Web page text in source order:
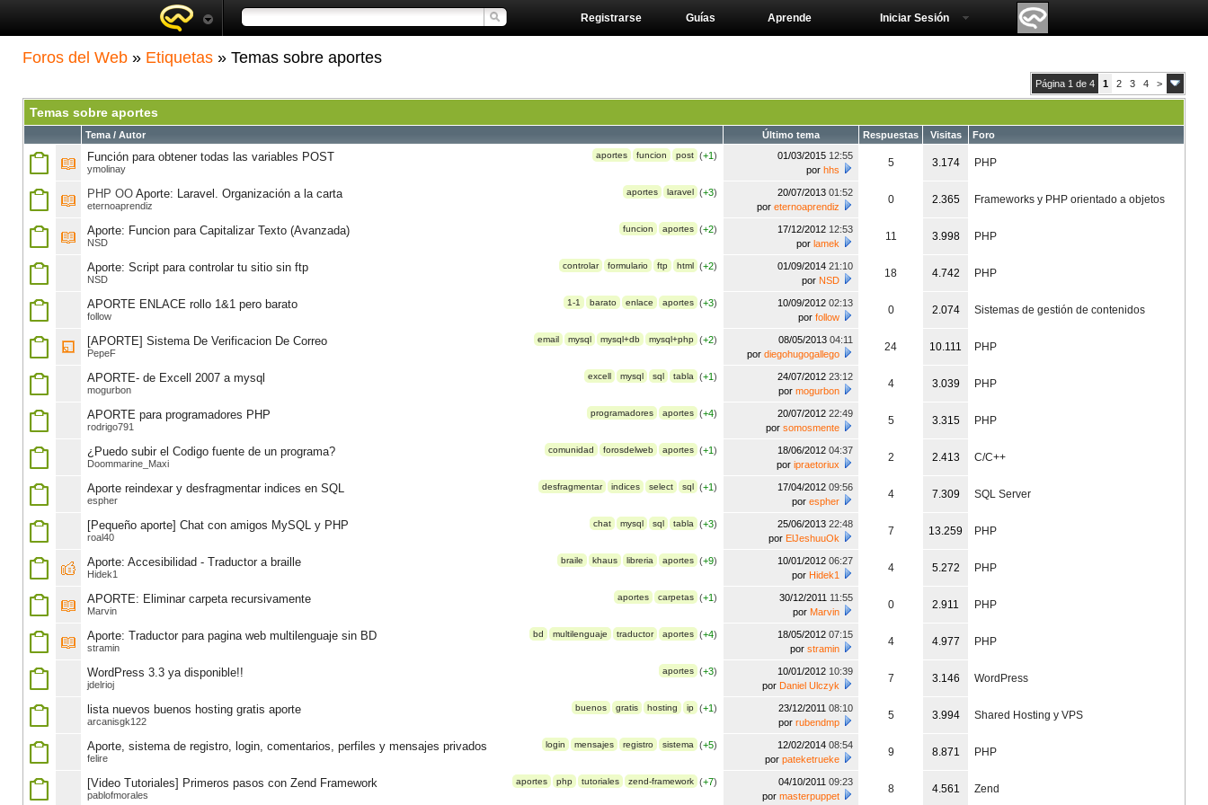
Aprende
Guías
Registrarse Iniciar Sesión
Foros del Web » Etiquetas » Temas sobre aportes
Página 1 de 4 1 2 3 4 >
Temas sobre aportes
Tema / Autor Último tema Respuestas Visitas
Foro
(+1)
aportes funcion post
Función para obtener todas las variables POST
ymolinay
01/03/2015 12:55
por hhs
5 3.174 PHP
(+3)
aportes laravel
PHP OO Aporte: Laravel. Organización a la carta
eternoaprendiz
20/07/2013 01:52
por eternoaprendiz
0 2.365 Frameworks y PHP orientado a objetos
(+2)
funcion aportes
Aporte: Funcion para Capitalizar Texto (Avanzada)
NSD
17/12/2012 12:53
por lamek
11 3.998 PHP
(+2)
controlar formulario ftp html
Aporte: Script para controlar tu sitio sin ftp
NSD
01/09/2014 21:10
por NSD
18 4.742 PHP
(+3)
1-1 barato enlace aportes
APORTE ENLACE rollo 1&1 pero barato
follow
10/09/2012 02:13
por follow
0 2.074 Sistemas de gestión de contenidos
(+2)
email mysql mysql+db mysql+php
[APORTE] Sistema De Verificacion De Correo
PepeF
08/05/2013 04:11
por diegohugogallego
24 10.111 PHP
(+1)
excell mysql sql tabla
APORTE- de Excell 2007 a mysql
mogurbon
24/07/2012 23:12
por mogurbon
4 3.039 PHP
(+4)
programadores aportes
APORTE para programadores PHP
rodrigo791
20/07/2012 22:49
por somosmente
5 3.315 PHP
(+1)
comunidad forosdelweb aportes
¿Puedo subir el Codigo fuente de un programa?
Doommarine_Maxi
18/06/2012 04:37
por ipraetoriux
2 2.413 C/C++
(+1)
desfragmentar indices select sql
Aporte reindexar y desfragmentar indices en SQL
espher
17/04/2012 09:56
por espher
4 7.309 SQL Server
(+3)
chat mysql sql tabla
[Pequeño aporte] Chat con amigos MySQL y PHP
roal40
25/06/2013 22:48
por ElJeshuuOk
7 13.259 PHP
(+9)
braile khaus libreria aportes
Aporte: Accesibilidad - Traductor a braille
Hidek1
10/01/2012 06:27
por Hidek1
4 5.272 PHP
(+1)
aportes carpetas
APORTE: Eliminar carpeta recursivamente
Marvin
30/12/2011 11:55
por Marvin
0 2.911 PHP
(+4)
bd multilenguaje traductor aportes
Aporte: Traductor para pagina web multilenguaje sin BD
stramin
18/05/2012 07:15
por stramin
4 4.977 PHP
(+3)
aportes
WordPress 3.3 ya disponible!!
jdelrioj
10/01/2012 10:39
por Daniel Ulczyk
7 3.146 WordPress
(+1)
buenos gratis hosting ip
lista nuevos buenos hosting gratis aporte
arcanisgk122
23/12/2011 08:10
por rubendmp
5 3.994 Shared Hosting y VPS
(+5)
login mensajes registro sistema
Aporte, sistema de registro, login, comentarios, perfiles y mensajes privados
felire
12/02/2014 08:54
por pateketrueke
9 8.871 PHP
(+7)
aportes php tutoriales zend-framework
[Video Tutoriales] Primeros pasos con Zend Framework
pablofmorales
04/10/2011 09:23
por masterpuppet
8 4.561 Zend